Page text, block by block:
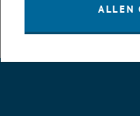
ALLEN